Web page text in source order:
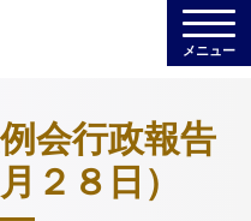
メニュー
会行政報告
２８日）